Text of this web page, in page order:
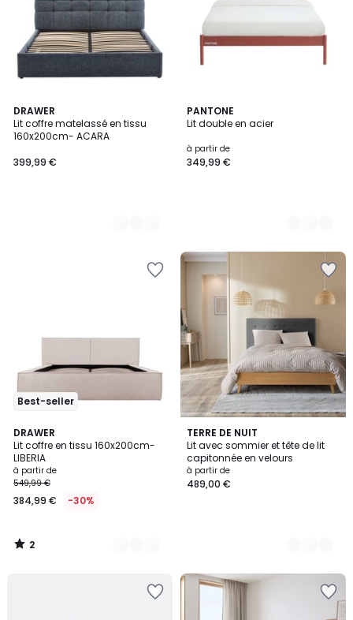
DRAWER
Lit coffre matelassé en tissu
160x200cm- ACARA
399,99 €
2
Couleurs
PANTONE
Lit double en acier
à partir de
349,99 €
2
Couleurs
Best-seller
DRAWER
Lit coffre en tissu 160x200cm-
LIBERIA
à partir de
549,99 €
384,99 € -30%
2
/
5
2
Couleurs
2
/
TERRE DE NUIT
Lit avec sommier et tête de lit
capitonnée en velours
à partir de
489,00 €
3
Couleurs